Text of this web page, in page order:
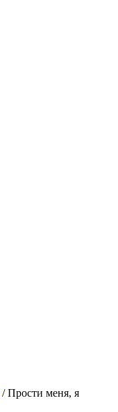
/Прости меня, я